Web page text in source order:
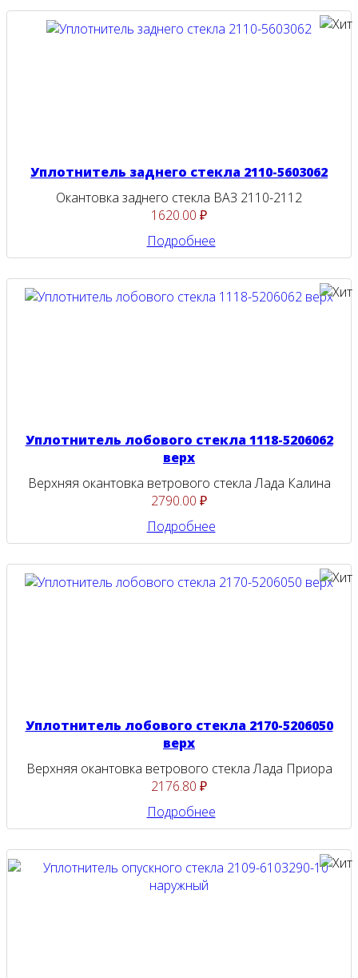
Уплотнитель заднего стекла 2110-5603062
Окантовка заднего стекла ВАЗ 2110-2112
1620.00 ₽
Подробнее
Уплотнитель лобового стекла 1118-5206062
верх
Верхняя окантовка ветрового стекла Лада Калина
2790.00 ₽
Подробнее
Уплотнитель лобового стекла 2170-5206050
верх
Верхняя окантовка ветрового стекла Лада Приора
2176.80 ₽
Подробнее